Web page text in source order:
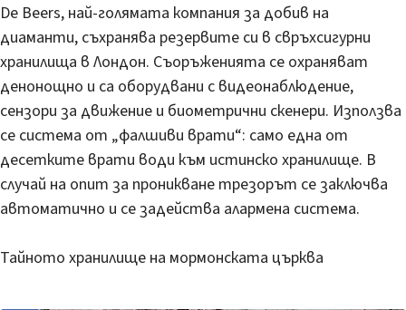
De Beers, най-голямата компания за добив на
диаманти, съхранява резервите си в свръхсигурни
хранилища в Лондон. Съоръженията се охраняват
денонощно и са оборудвани с видеонаблюдение,
сензори за движение и биометрични скенери. Използва
се система от „фалшиви врати“: само една от
десетките врати води към истинско хранилище. В
случай на опит за проникване трезорът се заключва
автоматично и се задейства алармена система.
Тайното хранилище на мормонската църква